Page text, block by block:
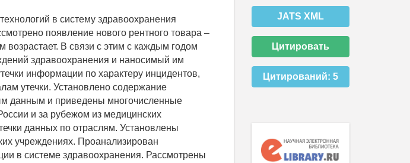
в систему здравоохранения
появление нового рентного товара –
В связи с этим с каждым годом
здравоохранения и наносимый им
информации по характеру инцидентов,
утечки. Установлено содержание
данным и приведены многочисленные
и за рубежом из медицинских
данных по отраслям. Установлены
учреждениях. Проанализирован
в системе здравоохранения. Рассмотрены
JATS XML
Цитировать
Цитирований: 5